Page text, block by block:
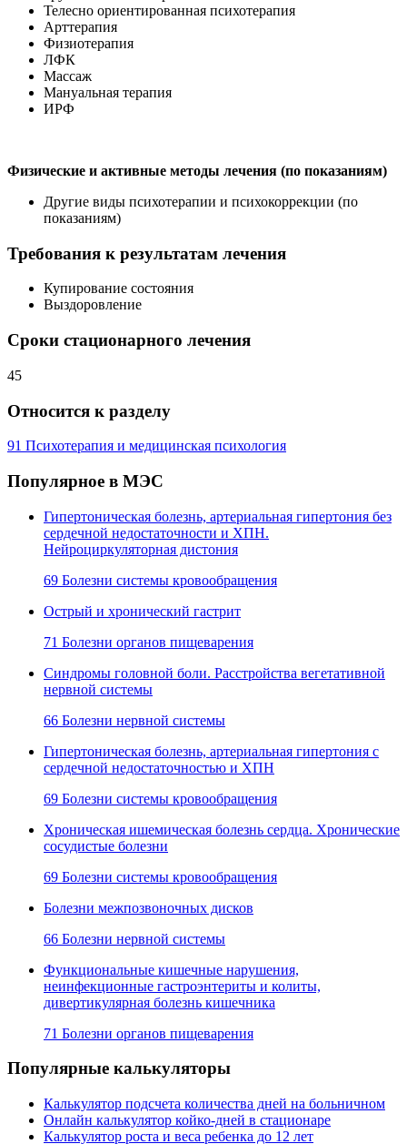
Телесно ориентированная психотерапия
Арттерапия
Физиотерапия
ЛФК
Массаж
Мануальная терапия
ИРФ
Физические и активные методы лечения (по показаниям)
Другие виды психотерапии и психокоррекции (по
показаниям)
Требования к результатам лечения
Купирование состояния
Выздоровление
Сроки стационарного лечения
45
Относится к разделу
91 Психотерапия и медицинская психология
Популярное в МЭС
Гипертоническая болезнь, артериальная гипертония без
сердечной недостаточности и ХПН.
Нейроциркуляторная дистония
69 Болезни системы кровообращения
Острый и хронический гастрит
71 Болезни органов пищеварения
Синдромы головной боли. Расстройства вегетативной
нервной системы
66 Болезни нервной системы
Гипертоническая болезнь, артериальная гипертония с
сердечной недостаточностью и ХПН
69 Болезни системы кровообращения
Хроническая ишемическая болезнь сердца. Хронические
сосудистые болезни
69 Болезни системы кровообращения
Болезни межпозвоночных дисков
66 Болезни нервной системы
Функциональные кишечные нарушения,
неинфекционные гастроэнтериты и колиты,
дивертикулярная болезнь кишечника
71 Болезни органов пищеварения
Популярные калькуляторы
Калькулятор подсчета количества дней на больничном
Онлайн калькулятор койко-дней в стационаре
Калькулятор роста и веса ребенка до 12 лет